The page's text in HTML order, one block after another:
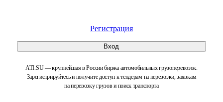
Регистрация
Вход
ATI.SU — крупнейшая в России биржа автомобильных грузоперевозок.
Зарегистрируйтесь и получите доступ к тендерам на перевозки, заявкам
на перевозку грузов и поиск транспорта